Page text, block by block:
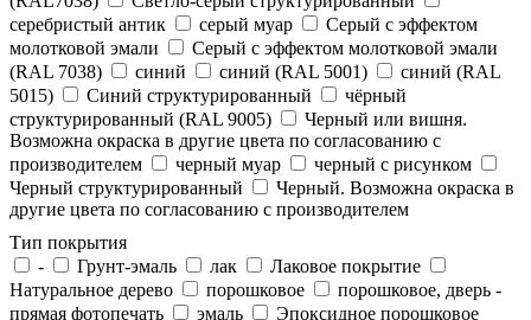
серебристый антик
серый муар
Серый с эффектом
молотковой эмали
Серый с эффектом молотковой эмали
(RAL 7038)
синий синий (RAL 5001)
синий (RAL
5015)
Синий структурированный
чёрный
структурированный (RAL 9005)
Черный или вишня.
Возможна окраска в другие цвета по согласованию с
производителем
черный муар
черный с рисунком
Черный структурированный
Черный. Возможна окраска в
другие цвета по согласованию с производителем
Тип покрытия
-
Грунт-эмаль лак
Лаковое покрытие
Натуральное дерево
порошковое
порошковое, дверь -
прямая фотопечать
эмаль Эпоксидное порошковое